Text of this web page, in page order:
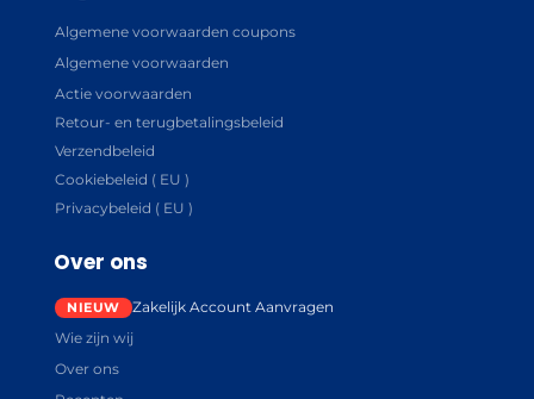
Algemene voorwaarden coupons
Algemene voorwaarden
Actie voorwaarden
Retour- en terugbetalingsbeleid
Verzendbeleid
Cookiebeleid ( EU )
Privacybeleid ( EU )
Over ons
Zakelijk Account Aanvragen
Wie zijn wij
Over ons